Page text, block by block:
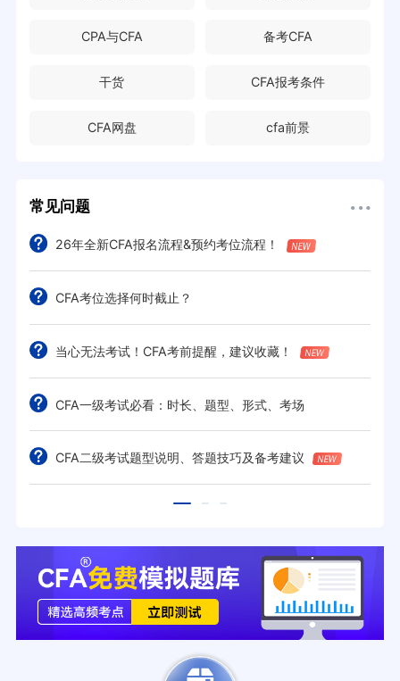
CPA与CFA 备考CFA
干货 CFA报考条件
CFA网盘 cfa前景
常见问题
26年全新CFA报名流程&预约考位流程！
CFA考位选择何时截止？
当心无法考试！CFA考前提醒，建议收藏！
CFA一级考试必看：时长、题型、形式、考场
CFA二级考试题型说明、答题技巧及备考建议